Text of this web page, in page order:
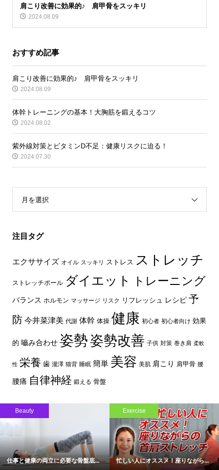
肩こり改善に効果的♪ 肩甲骨をスッキリ
2024.08.09
おすすめ記事
肩こり改善に効果的♪ 肩甲骨をスッキリ
2024.08.09
体幹トレーニングの基本！大胸筋を鍛えるコツ
2024.08.02
紫外線対策とビタミンD不足：健康リスクに迫る！
2024.07.30
月を選択
注目タグ
エクササイズ オイル スッキリ ストレス ストレッチ
ストレッチポール ダイエット トレーニング
バランス ホルモン マッサージ リスク リフレッシュ レシピ 予
防 今井菜津美 代謝 体幹 体操 健康 初心者 初心者向け 効果
的 嚙み合わせ 姿勢姿勢改善 子供 対策 巻き肩 柔軟
性 栄養 歯 瀧澤 猫背 睡眠 簡単 美容 美肌 肩こり 肩甲骨 腰
腰痛 自律神経 鍛える 骨盤
Beauty
仕事と健康の両立に必要な骨盤底...
Exercise
忙しい人にオススメ！座りながら...